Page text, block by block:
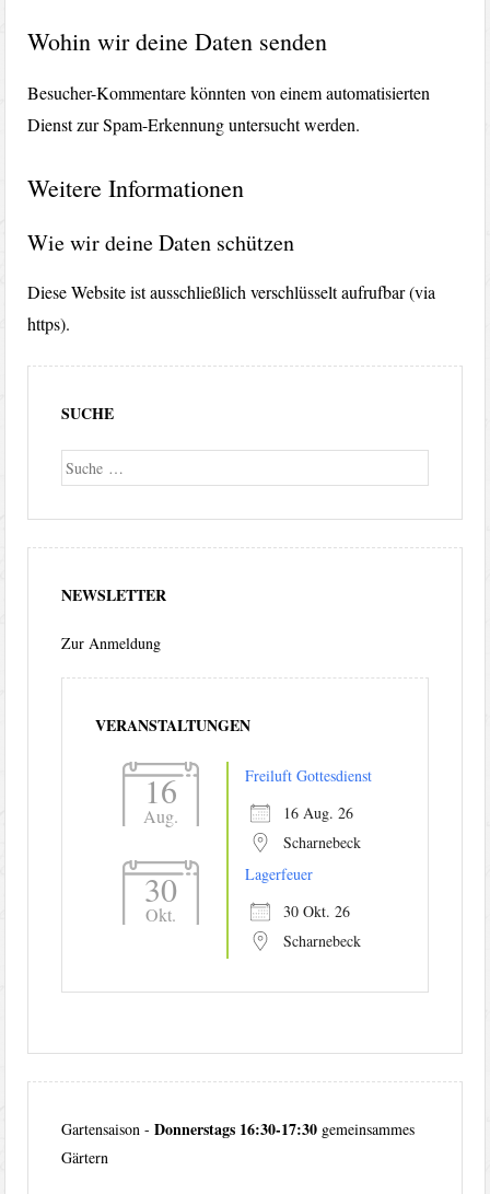
Wohin wir deine Daten senden
Besucher-Kommentare könnten von einem automatisierten
Dienst zur Spam-Erkennung untersucht werden.
Weitere Informationen
Wie wir deine Daten schützen
Diese Website ist ausschließlich verschlüsselt aufrufbar (via
https).
SUCHE
Suche
NEWSLETTER
Zur Anmeldung
VERANSTALTUNGEN
16
Aug.
Freiluft Gottesdienst
16 Aug. 26
Scharnebeck
30
Okt.
Lagerfeuer
30 Okt. 26
Scharnebeck
Gartensaison -Donnerstags 16:30-17:30 gemeinsammes
Gärtern